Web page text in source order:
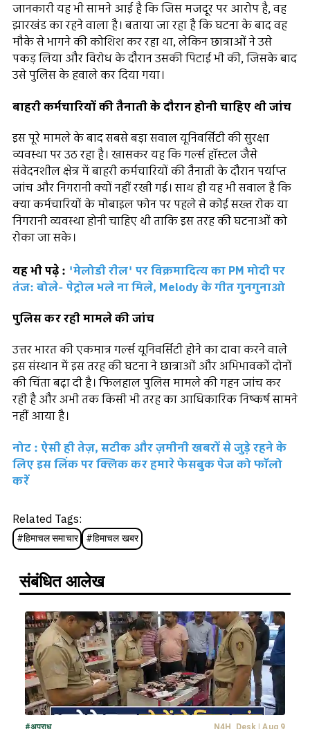
जानकारी यह भी सामने आई है कि जिस मजदूर पर आरोप है, वह
झारखंड का रहने वाला है। बताया जा रहा है कि घटना के बाद वह
मौके से भागने की कोशिश कर रहा था, लेकिन छात्राओं ने उसे
पकड़ लिया और विरोध के दौरान उसकी पिटाई भी की, जिसके बाद
उसे पुलिस के हवाले कर दिया गया।
बाहरी कर्मचारियों की तैनाती के दौरान होनी चाहिए थी जांच
इस पूरे मामले के बाद सबसे बड़ा सवाल यूनिवर्सिटी की सुरक्षा
व्यवस्था पर उठ रहा है। खासकर यह कि गर्ल्स हॉस्टल जैसे
संवेदनशील क्षेत्र में बाहरी कर्मचारियों की तैनाती के दौरान पर्याप्त
जांच और निगरानी क्यों नहीं रखी गई। साथ ही यह भी सवाल है कि
क्या कर्मचारियों के मोबाइल फोन पर पहले से कोई सख्त रोक या
निगरानी व्यवस्था होनी चाहिए थी ताकि इस तरह की घटनाओं को
रोका जा सके।
यह भी पढ़े : 'मेलोडी रील' पर विक्रमादित्य का PM मोदी पर
तंज: बोले- पेट्रोल भले ना मिले, Melody के गीत गुनगुनाओ
पुलिस कर रही मामले की जांच
उत्तर भारत की एकमात्र गर्ल्स यूनिवर्सिटी होने का दावा करने वाले
इस संस्थान में इस तरह की घटना ने छात्राओं और अभिभावकों दोनों
की चिंता बढ़ा दी है। फिलहाल पुलिस मामले की गहन जांच कर
रही है और अभी तक किसी भी तरह का आधिकारिक निष्कर्ष सामने
नहीं आया है।
नोट : ऐसी ही तेज़, सटीक और ज़मीनी खबरों से जुड़े रहने के
लिए इस लिंक पर क्लिक कर हमारे फेसबुक पेज को फॉलो
करें
Related Tags:
#हिमाचल समाचार #हिमाचल खबर
संबंधित आलेख
#अपराध N4H_Desk Aug 9